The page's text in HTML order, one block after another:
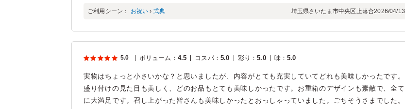
ご利用シーン： お祝い › 式典 埼玉県さいたま市中央区上落合2026/04/13
5.0 ボリューム ： 4.5 コスパ： 5.0 彩り ：5.0 味：5.0
実物はちょっと小さいかな？と思いましたが、内容がとても充実していてどれも美味しかったです。
盛り付けの見た目も美しく、どのお品もとても美味しかったです。お重箱のデザインも素敵で、全て
に大満足です。召し上がった皆さんも美味しかったとおっしゃっていました。ごちそうさまでした。